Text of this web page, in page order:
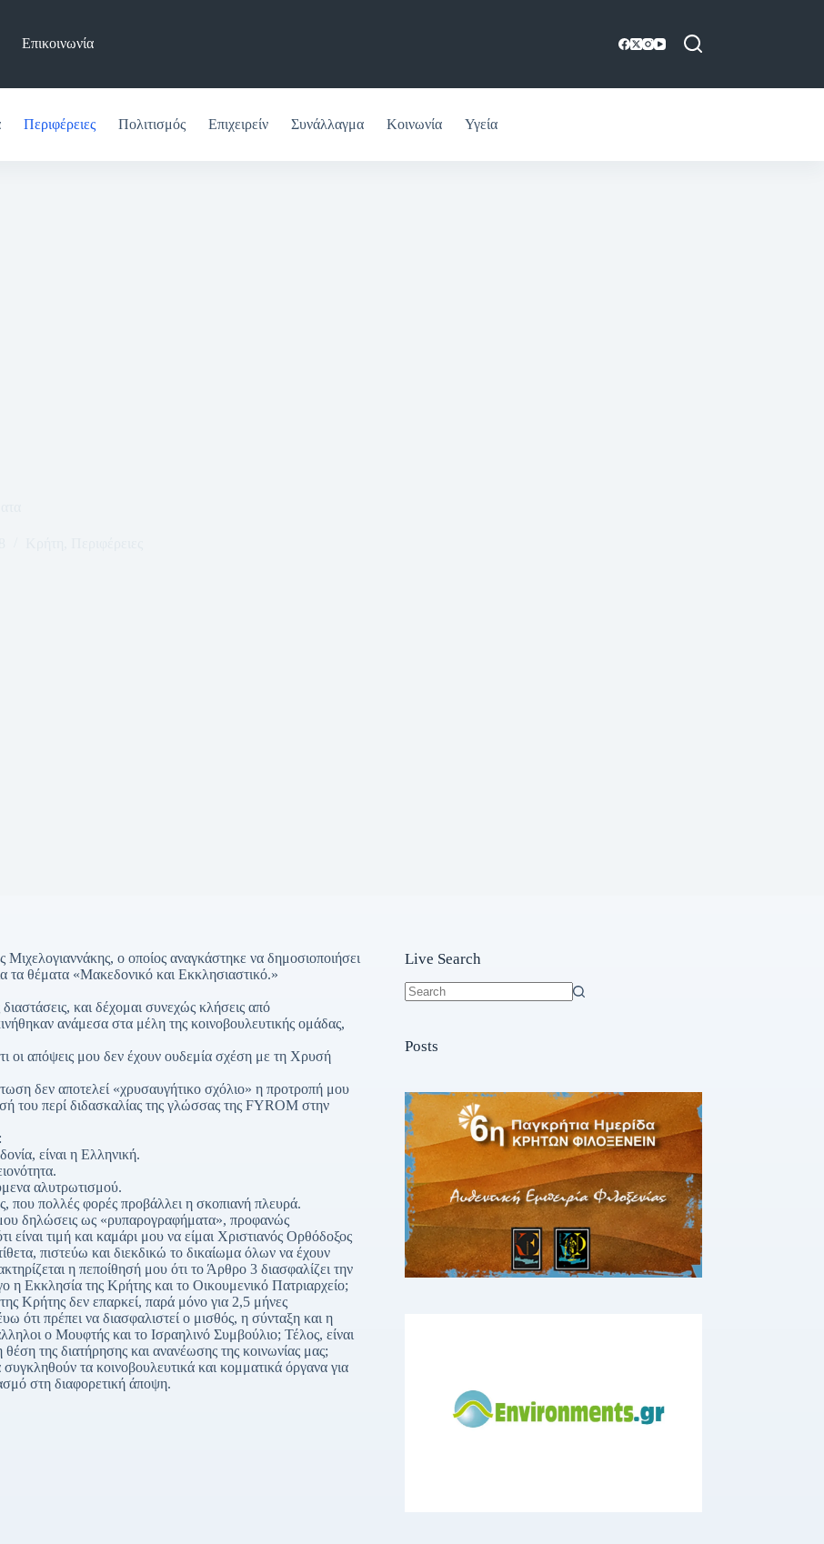
Επικοινωνία
Περιφέρειες Πολιτισμός Επιχειρείν Συνάλλαγμα Κοινωνία Υγεία
ο οποίος αναγκάστηκε να δημοσιοποιήσει
τα θέματα «Μακεδονικό και Εκκλησιαστικό.»
και δέχομαι συνεχώς κλήσεις από
ανάμεσα στα μέλη της κοινοβουλευτικής ομάδας,
οι απόψεις μου δεν έχουν ουδεμία σχέση με τη Χρυσή
δεν αποτελεί «χρυσαυγήτικο σχόλιο» η προτροπή μου
περί διδασκαλίας της γλώσσας της FYROM στην
είναι η Ελληνική.
αλυτρωτισμού.
πολλές φορές προβάλλει η σκοπιανή πλευρά.
μου δηλώσεις ως «ρυπαρογραφήματα», προφανώς
τιμή και καμάρι μου να είμαι Χριστιανός Ορθόδοξος
πιστεύω και διεκδικώ το δικαίωμα όλων να έχουν
η πεποίθησή μου ότι το Άρθρο 3 διασφαλίζει την
η Εκκλησία της Κρήτης και το Οικουμενικό Πατριαρχείο;
Κρήτης δεν επαρκεί, παρά μόνο για 2,5 μήνες
ότι πρέπει να διασφαλιστεί ο μισθός, η σύνταξη και η
ο Μουφτής και το Ισραηλινό Συμβούλιο; Τέλος, είναι
της διατήρησης και ανανέωσης της κοινωνίας μας;
τα κοινοβουλευτικά και κομματικά όργανα για
στη διαφορετική άποψη.
Live Search
Posts